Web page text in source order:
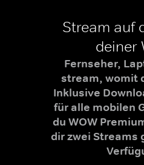
Stream auf
deiner
Fernseher,
stream, womit
Inklusive
für alle mobilen
du WOW
dir zwei Streams